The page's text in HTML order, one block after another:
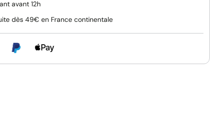
avant 12h
dès 49€ en France continentale